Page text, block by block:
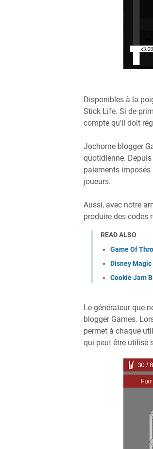
Disponibles à la
Stick Life. Si de
compte qu’il doit
Jochorne blogger
quotidienne.
paiements imposés
joueurs.
Aussi, avec notre
produire des codes
READ ALSO
Game Of
Disney
Cookie Jam
Le générateur que
blogger Games.
permet à chaque
qui peut être utilisé